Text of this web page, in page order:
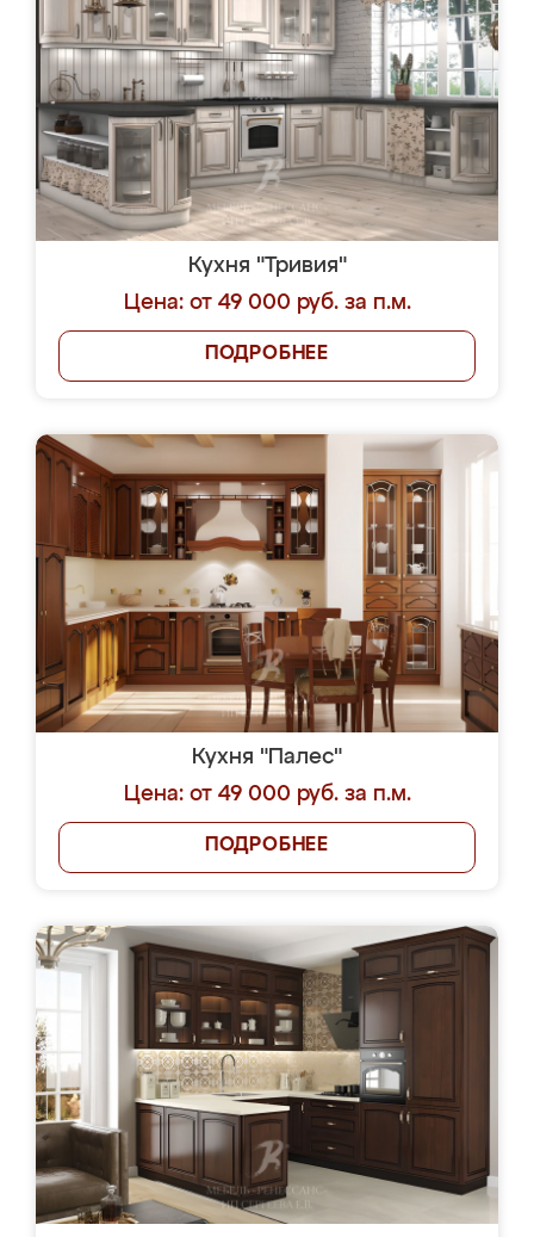
Кухня "Тривия"
Цена: от 49 000 руб. за п.м.
ПОДРОБНЕЕ
Кухня "Палес"
Цена: от 49 000 руб. за п.м.
ПОДРОБНЕЕ